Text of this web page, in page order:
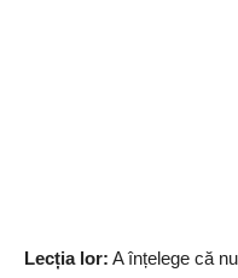
Lecția lor: A înțelege că